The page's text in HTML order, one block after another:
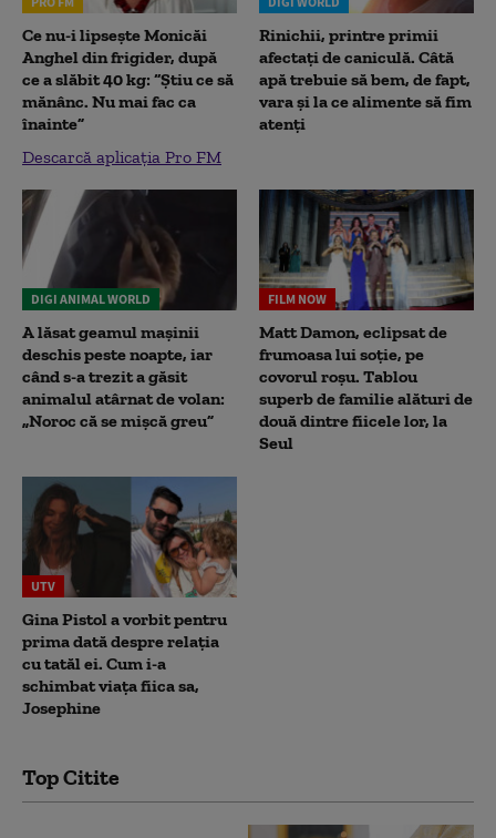
Ce nu-i lipsește Monicăi
Anghel din frigider, după
ce a slăbit 40 kg: “Știu ce să
mănânc. Nu mai fac ca
înainte”
Descarcă aplicația Pro FM
Rinichii, printre primii
afectați de caniculă. Câtă
apă trebuie să bem, de fapt,
vara și la ce alimente să fim
atenți
DIGI ANIMAL WORLD
A lăsat geamul mașinii
deschis peste noapte, iar
când s-a trezit a găsit
animalul atârnat de volan:
„Noroc că se mișcă greu”
FILM NOW
Matt Damon, eclipsat de
frumoasa lui soție, pe
covorul roșu. Tablou
superb de familie alături de
două dintre fiicele lor, la
Seul
UTV
Gina Pistol a vorbit pentru
prima dată despre relația
cu tatăl ei. Cum i-a
schimbat viața fiica sa,
Josephine
Top Citite